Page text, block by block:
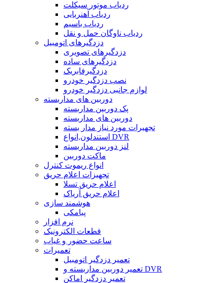
ردیاب موتور سیکلت
ردیاب آهنربایی
ردیاب باسیم
ردیاب ناوگان حمل و نقل
دزدگیرهای اتومبیل
دزدگیرهای تصویری
دزدگیرهای ساده
دزدگیرفابریک
نصب دزدگیر خودرو
لوازم جانبی دزدگیر خودرو
دوربین های مداربسته
پک دوربین مداربسته
دوربین های مداربسته
تجهیرات مورد نیاز مدار بسته
استندلون,انواع DVR
لنز دوربین مداربسته
ماکت دوربین
انواع ریموت کنترل
تجهیزات اعلام حریق
اعلام حریق تسلا
اعلام حریق آریاک
هوشمند سازی
پیامکی
نرم افزار
قطعات الکترونیک
ساعت حضور و غیاب
تعمیرات
تعمیر دزدگیر اتومبیل
تعمیر دوربین مداربسته و DVR
تعمیر دزدگیر اماکن